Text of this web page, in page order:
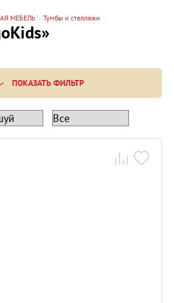
МЕБЕЛЬ Тумбы и стеллажи
ПОКАЗАТЬ ФИЛЬТР